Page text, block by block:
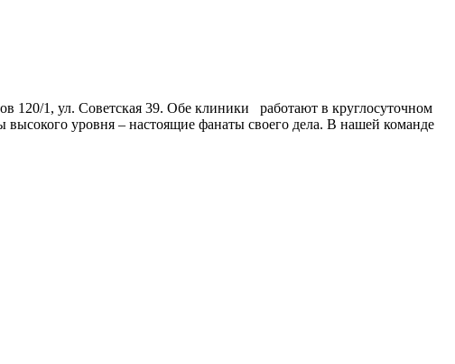
120/1, ул. Советская 39. Обе клиники работают в круглосуточном
уровня – настоящие фанаты своего дела. В нашей команде